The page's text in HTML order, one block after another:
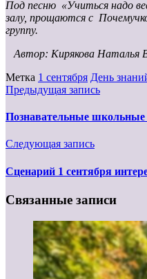
Под песню «Учиться надо
залу, прощаются с
группу.
Автор: Кирякова Наталья
Метка 1 сентября День
Предыдущая запись
Познавательные школьные
Следующая запись
Сценарий 1 сентября
Связанные записи